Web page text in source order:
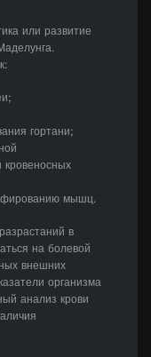
или развитие
гортани;
кровеносных
мышц.
в
на болевой
внешних
организма
анализ крови